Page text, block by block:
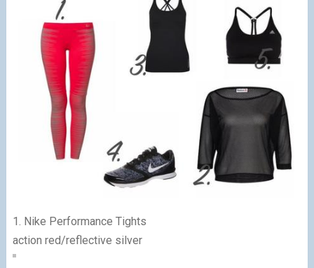
1. Nike Performance Tights
action red/reflective silver